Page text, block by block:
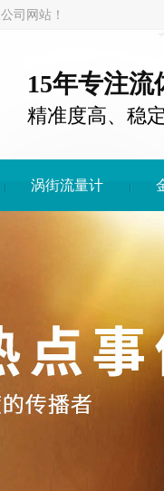
司网站！
15年专注
精准度高、稳
涡街流量计